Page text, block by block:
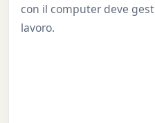
con il computer deve
lavoro.